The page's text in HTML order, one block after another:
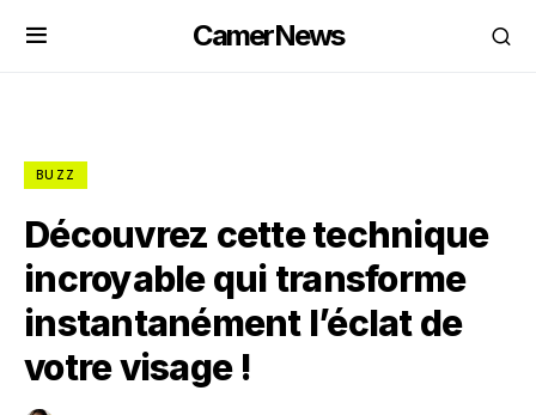
CamerNews
BUZZ
Découvrez cette technique
incroyable qui transforme
instantanément l’éclat de
votre visage !